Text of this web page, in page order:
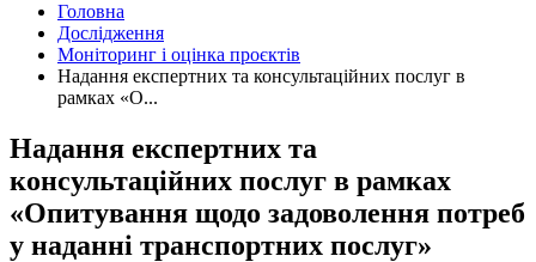
Головна
Дослідження
Моніторинг і оцінка проєктів
Надання експертних та консультаційних послуг в
рамках «О...
Надання експертних та
консультаційних послуг в рамках
«Опитування щодо задоволення потреб
у наданні транспортних послуг»